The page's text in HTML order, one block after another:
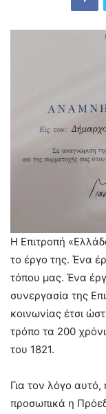
Η Επιτροπή
το έργο της. Ένα
τόπου μας. Ένα
συνεργασία της
κοινωνίας έτσι
τρόπο τα 200
του 1821.
Για τον λόγο
προσωπικά η